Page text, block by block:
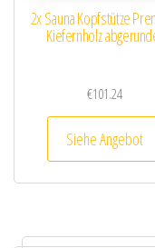
2x Sauna Kopfstütze
Kiefernholz
€101.24
Siehe Angebot